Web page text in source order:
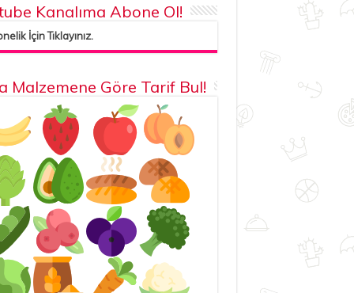
Kanalıma Abone Ol!
İçin Tıklayınız.
Malzemene Göre Tarif Bul!